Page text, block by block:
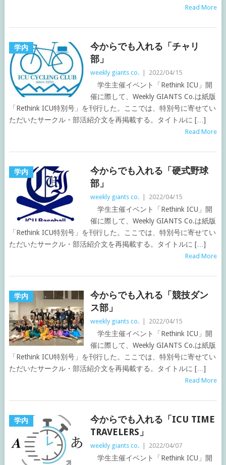
Read More
学内
今からでも入れる「チャリ
部」
weekly giants co. 2022/04/15
学生主催イベント「Rethink ICU」開
催に際して、Weekly GIANTS Co.は紙版
「Rethink ICU特別号」を刊行した。ここでは、特別号に寄せてい
ただいたサークル・部活紹介文を再掲載する。タイトルに […]
Read More
学内
今からでも入れる「硬式野球
部」
weekly giants co. 2022/04/15
学生主催イベント「Rethink ICU」開
催に際して、Weekly GIANTS Co.は紙版
「Rethink ICU特別号」を刊行した。ここでは、特別号に寄せてい
ただいたサークル・部活紹介文を再掲載する。タイトルに […]
Read More
学内
今からでも入れる「競技ダン
ス部」
weekly giants co. 2022/04/15
学生主催イベント「Rethink ICU」開
催に際して、Weekly GIANTS Co.は紙版
「Rethink ICU特別号」を刊行した。ここでは、特別号に寄せてい
ただいたサークル・部活紹介文を再掲載する。タイトルに […]
Read More
学内
今からでも入れる「ICU TIME
TRAVELERS」
weekly giants co. 2022/04/07
学生主催イベント「Rethink ICU」開